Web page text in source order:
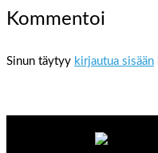
Kommentoi
Sinun täytyy kirjautua sisään